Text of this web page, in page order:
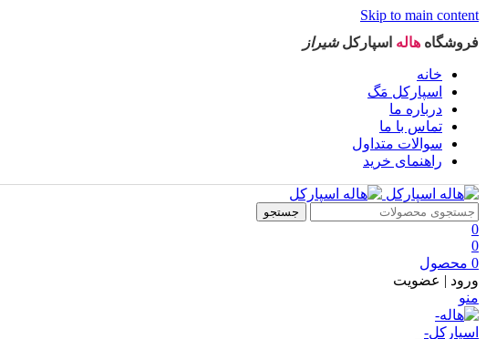
Skip to main content
فروشگاه هاله اسپارکلشیراز
خانه
اسپارکل مَگ
درباره ما
تماس با ما
سوالات متداول
راهنمای خرید
جستجو
0
0
0 محصول
ورود | عضویت
منو